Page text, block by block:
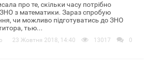
про те, скільки часу потрібно
з математики. Зараз спробую
чи можливо підготуватись до ЗНО
тью...
23 Жовтня 2018, 14:40 13017 0